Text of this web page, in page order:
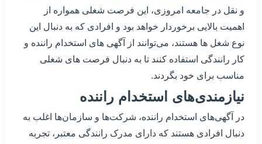
و نقل در جامعه امروزی، این فرصت شغلی همواره از
اهمیت بالایی برخوردار خواهد بود و افرادی که به دنبال این
نوع شغل ها هستند، می‌توانند از آگهی های استخدام راننده و
کار رانندگی استفاده کنند تا به دنبال فرصت های شغلی
مناسب برای خود بگردند.
نیازمندی‌های استخدام راننده
در آگهی‌های استخدام راننده، شرکت‌ها و سازمان‌ها اغلب به
دنبال افرادی هستند که دارای مدرک رانندگی معتبر، تجربه